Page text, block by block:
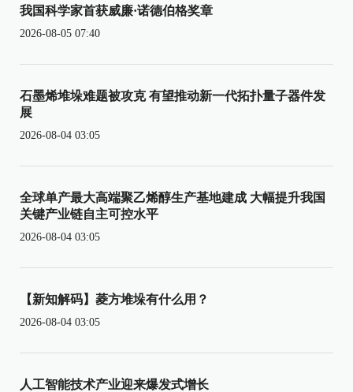
我国科学家首获威廉·诺德伯格奖章
2026-08-05 07:40
石墨烯堆垛难题被攻克 有望推动新一代拓扑量子器件发
展
2026-08-04 03:05
全球单产最大高端聚乙烯醇生产基地建成 大幅提升我国
关键产业链自主可控水平
2026-08-04 03:05
【新知解码】菱方堆垛有什么用？
2026-08-04 03:05
人工智能技术产业迎来爆发式增长